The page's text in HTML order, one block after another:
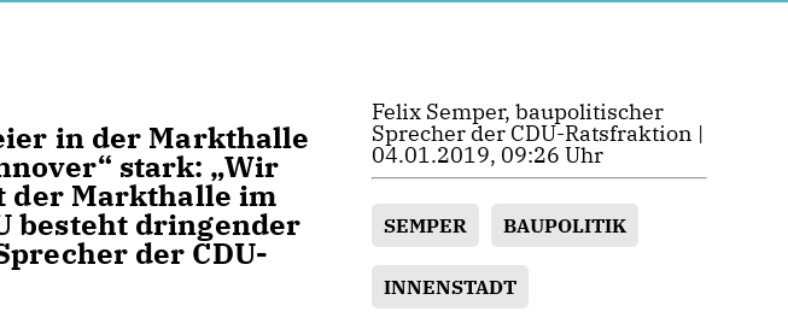
in der Markthalle
stark: „Wir
der Markthalle im
besteht dringender
der CDU-
Felix Semper, baupolitischer
Sprecher der CDU-Ratsfraktion |
04.01.2019, 09:26 Uhr
SEMPER BAUPOLITIK
INNENSTADT